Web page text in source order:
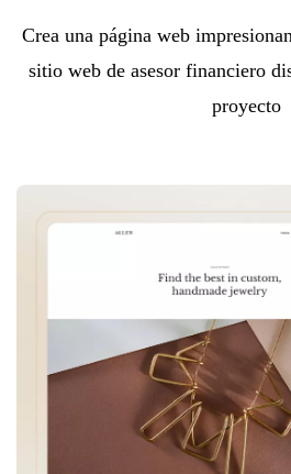
Crea una página web
sitio web de asesor financiero
proyecto